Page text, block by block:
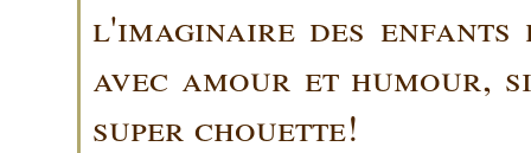
l'imaginaire des
avec amour et humour,
super chouette!